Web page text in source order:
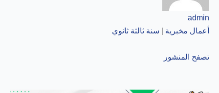
admin
أعمال مخبرية
سنة ثالثة ثانوي
تصفح المنشور